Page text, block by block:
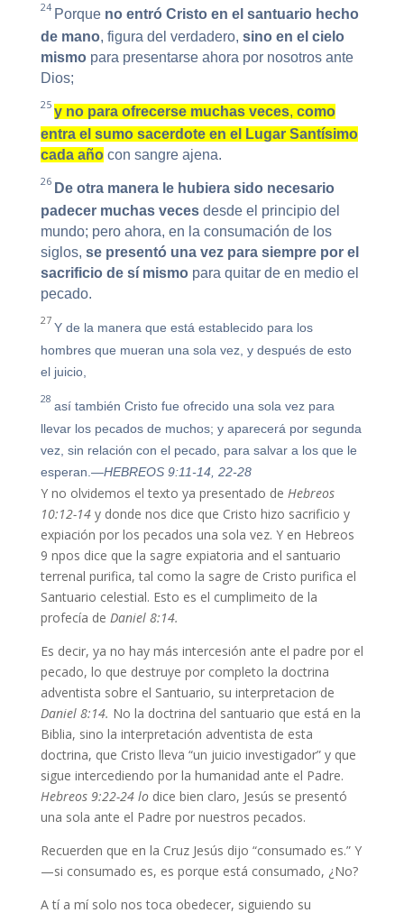
24 Porque no entró Cristo en el santuario hecho
de mano, figura del verdadero, sino en el cielo
mismopara presentarse ahora por nosotros ante
Dios;
25 y no para ofrecerse muchas veces, como
entra el sumo sacerdote en el Lugar Santísimo
cada añocon sangre ajena.
26 De otra manera le hubiera sido necesario
padecer muchas vecesdesde el principio del
mundo; pero ahora, en la consumación de los
siglos, se presentó una vez para siempre por el
sacrificio de sí mismopara quitar de en medio el
pecado.
27 Y de la manera que está establecido para los
hombres que mueran una sola vez, y después de esto
el juicio,
28 así también Cristo fue ofrecido una sola vez para
llevar los pecados de muchos; y aparecerá por segunda
vez, sin relación con el pecado, para salvar a los que le
esperan. —HEBREOS 9:11-14, 22-28
Y no olvidemos el texto ya presentado de Hebreos
10:12-14y donde nos dice que Cristo hizo sacrificio y
expiación por los pecados una sola vez. Y en Hebreos
9 npos dice que la sagre expiatoria and el santuario
terrenal purifica, tal como la sagre de Cristo purifica el
Santuario celestial. Esto es el cumplimeito de la
profecía de Daniel 8:14.
Es decir, ya no hay más intercesión ante el padre por el
pecado, lo que destruye por completo la doctrina
adventista sobre el Santuario, su interpretacion de
Daniel 8:14. No la doctrina del santuario que está en la
Biblia, sino la interpretación adventista de esta
doctrina, que Cristo lleva “un juicio investigador” y que
sigue intercediendo por la humanidad ante el Padre.
Hebreos 9:22-24 lo dice bien claro, Jesús se presentó
una sola ante el Padre por nuestros pecados.
Recuerden que en la Cruz Jesús dijo “consumado es.” Y
—si consumado es, es porque está consumado, ¿No?
A tí a mí solo nos toca obedecer, siguiendo su